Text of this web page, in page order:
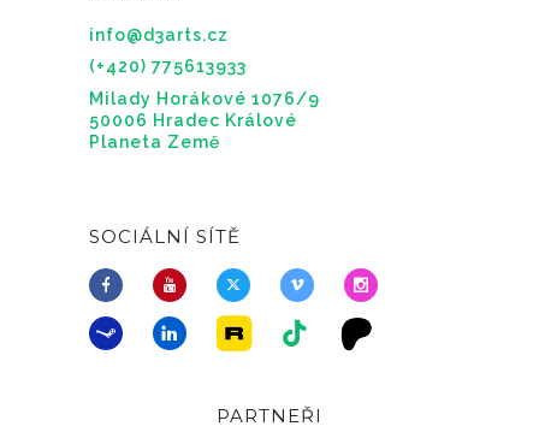
info@d3arts.cz
(+420) 775613933
Milady Horákové 1076/9
50006 Hradec Králové
Planeta Země
SOCIÁLNÍ SÍTĚ
PARTNEŘI